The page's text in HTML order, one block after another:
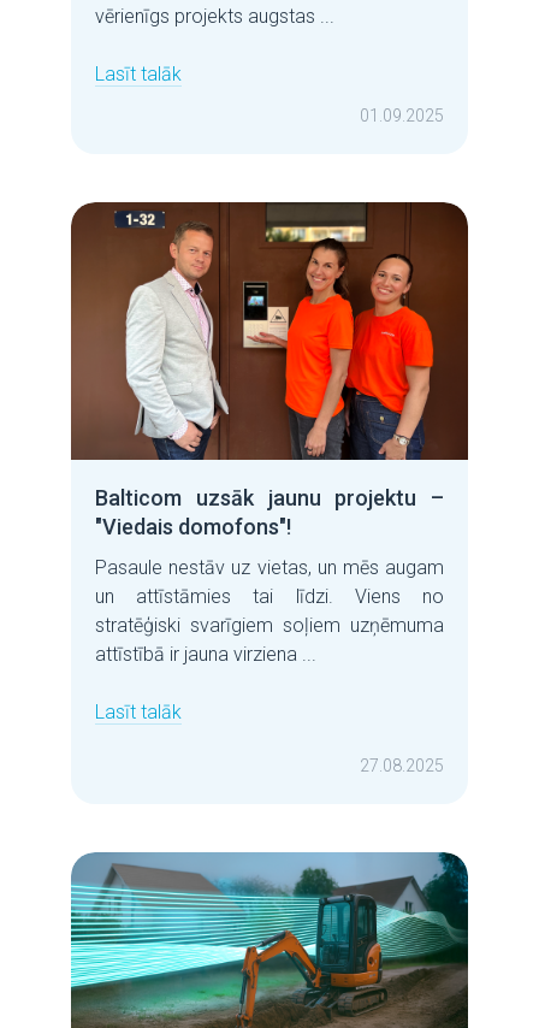
vērienīgs projekts augstas ...
Lasīt talāk
01.09.2025
Balticom uzsāk jaunu projektu –
"Viedais domofons"!
Pasaule nestāv uz vietas, un mēs augam
un attīstāmies tai līdzi. Viens no
stratēģiski svarīgiem soļiem uzņēmuma
attīstībā ir jauna virziena ...
Lasīt talāk
27.08.2025